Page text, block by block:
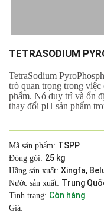
TETRASODIUM
TetraSodium
trò quan trọng trong
phẩm. Nó duy trì và ổn
thay đổi pH sản phẩm
Mã sản phẩm: TSPP
Đóng gói: 25 kg
Hãng sản xuất: Xingfa,
Nước sản xuất: Trung
Tình trạng: Còn hàng
Giá: